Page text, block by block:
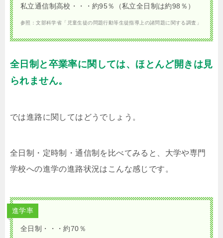
私立通信制高校・・・約95％（私立全日制は約98％）
参照：文部科学省「児童生徒の問題行動等生徒指導上の諸問題に関する調査」
全日制と卒業率に関しては、ほとんど開きは見
られません。
では進路に関してはどうでしょう。
全日制・定時制・通信制を比べてみると、大学や専門
学校への進学の進路状況はこんな感じです。
進学率
全日制・・・約70％